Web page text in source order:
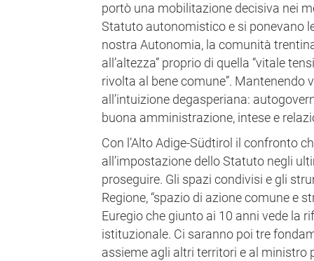
portò una mobilitazione decisiva nei
Statuto autonomistico e si ponevano
nostra Autonomia, la comunità
all’altezza” proprio di quella “vitale
rivolta al bene comune”. Mantenendo
all’intuizione degasperiana:
buona amministrazione, intese e
Con l’Alto Adige-Südtirol il confronto
all’impostazione dello Statuto negli
proseguire. Gli spazi condivisi e gli
Regione, “spazio di azione comune e
Euregio che giunto ai 10 anni vede la
istituzionale. Ci saranno poi tre
assieme agli altri territori e al ministro